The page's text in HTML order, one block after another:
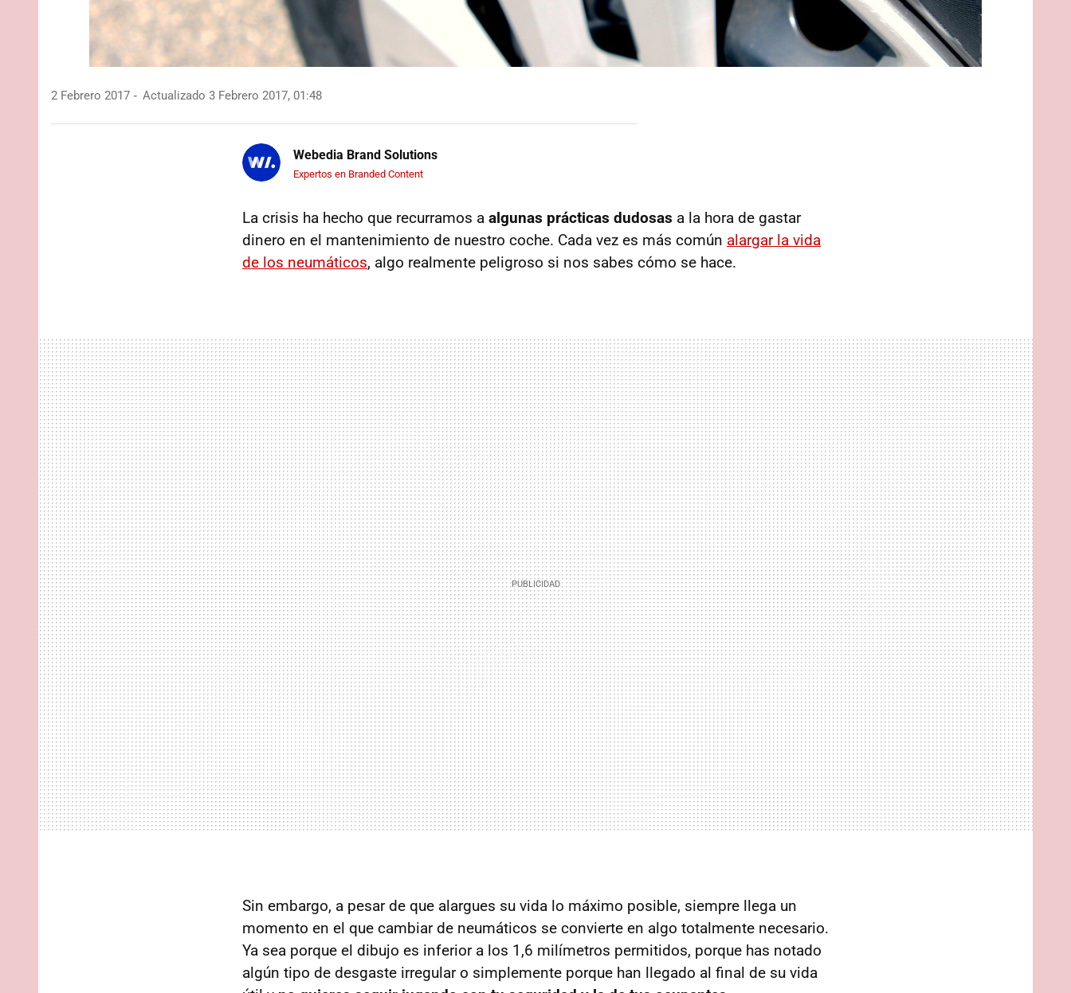
2 Febrero 2017 Actualizado 3 Febrero 2017, 01:48
Webedia Brand Solutions
Expertos en Branded Content
La crisis ha hecho que recurramos a algunas prácticas dudosas a la hora de gastar
dinero en el mantenimiento de nuestro coche. Cada vez es más común alargar la vida
de los neumáticos, algo realmente peligroso si nos sabes cómo se hace.
Sin embargo, a pesar de que alargues su vida lo máximo posible, siempre llega un
momento en el que cambiar de neumáticos se convierte en algo totalmente necesario.
Ya sea porque el dibujo es inferior a los 1,6 milímetros permitidos, porque has notado
algún tipo de desgaste irregular o simplemente porque han llegado al final de su vida